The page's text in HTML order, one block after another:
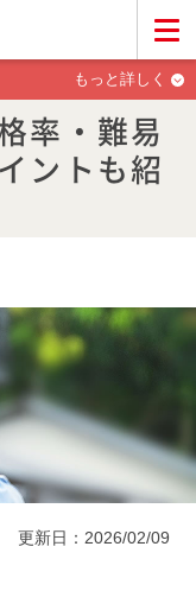
もっと詳しく
率・難易
ントも紹
更新日：2026/02/09